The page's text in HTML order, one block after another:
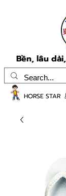
Bền, lâu
HORSE STAR